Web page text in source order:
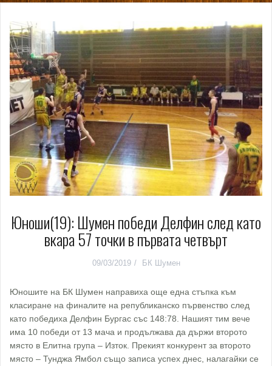
Юноши(19): Шумен победи Делфин след като
вкара 57 точки в първата четвърт
09/03/2019 БК Шумен
Юношите на БК Шумен направиха още една стъпка към
класиране на финалите на републиканско първенство след
като победиха Делфин Бургас със 148:78. Нашият тим вече
има 10 победи от 13 мача и продължава да държи второто
място в Елитна група – Изток. Прекият конкурент за второто
място – Тунджа Ямбол също записа успех днес, налагайки се